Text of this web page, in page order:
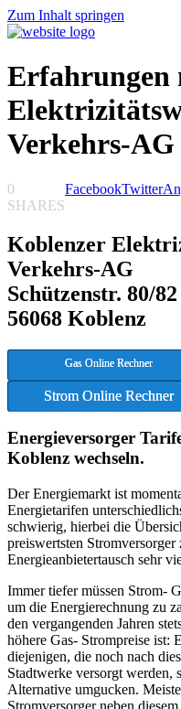
Zum Inhalt springen
Erfahrungen
Verkehrs-AG
0
SHARES
FacebookTwitter
Koblenzer
Verkehrs-AG
Schützenstr. 80/82
56068 Koblenz
Gas Online Rechner
Strom Online Rechner
Energieversorger
Koblenz wechseln.
Der Energiemarkt ist
Energietarifen
schwierig, hierbei die
preiswertsten
Energieanbietertausch sehr
Immer tiefer müssen Strom-
um die Energierechnung zu
den vergangenden Jahren
höhere Gas- Strompreise ist:
diejenigen, die noch nach
Stadtwerke versorgt werden,
Alternative umgucken.